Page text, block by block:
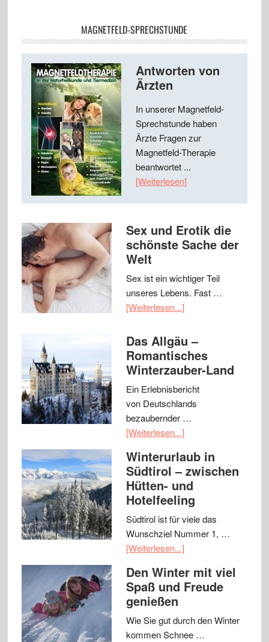
MAGNETFELD-SPRECHSTUNDE
Antworten von
Ärzten
In unserer Magnetfeld-
Sprechstunde haben
Ärzte Fragen zur
Magnetfeld-Therapie
beantwortet ...
[Weiterlesen]
Sex und Erotik die
schönste Sache der
Welt
Sex ist ein wichtiger Teil
unseres Lebens. Fast …
[Weiterlesen...]
Das Allgäu –
Romantisches
Winterzauber-Land
Ein Erlebnisbericht
von Deutschlands
bezaubernder …
[Weiterlesen...]
Winterurlaub in
Südtirol – zwischen
Hütten- und
Hotelfeeling
Südtirol ist für viele das
Wunschziel Nummer 1, …
[Weiterlesen...]
Den Winter mit viel
Spaß und Freude
genießen
Wie Sie gut durch den Winter
kommen Schnee …